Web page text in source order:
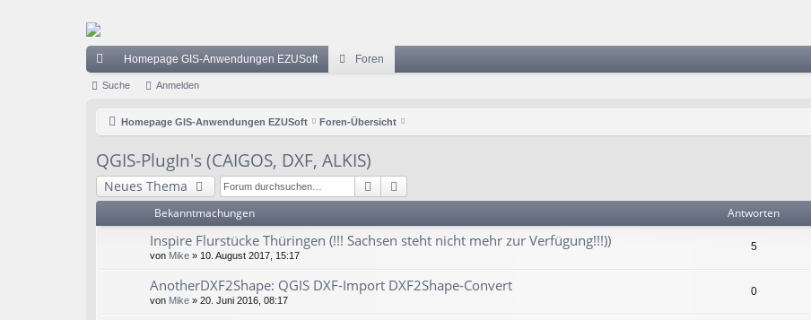
ch
ug
riff
Homepage GIS-Anwendungen EZUSoft Foren
Suche Anmelden
Homepage GIS-Anwendungen EZUSoft Foren-Übersicht
QGIS-PlugIn's (CAIGOS, DXF, ALKIS)
Neues Thema Suche
Bekanntmachungen Antworten
Inspire Flurstücke Thüringen (!!! Sachsen steht nicht mehr zur Verfügung!!!))
von Mike » 10. August 2017, 15:17
5
AnotherDXF2Shape: QGIS DXF-Import DXF2Shape-Convert
von Mike » 20. Juni 2016, 08:17
0